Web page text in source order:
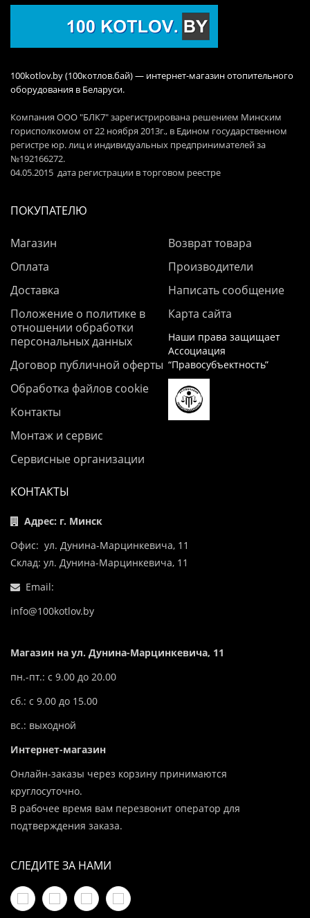
100kotlov.by (100котлов.бай) — интернет-магазин отопительного
оборудования в Беларуси.
Компания ООО "БЛК7" зарегистрирована решением Минским
горисполкомом от 22 ноября 2013г., в Едином государственном
регистре юр. лиц и индивидуальных предпринимателей за
№192166272.
04.05.2015 дата регистрации в торговом реестре
ПОКУПАТЕЛЮ
Магазин
Оплата
Доставка
Положение о политике в
отношении обработки
персональных данных
Договор публичной оферты
Обработка файлов cookie
Контакты
Монтаж и сервис
Сервисные организации
Возврат товара
Производители
Написать сообщение
Карта сайта
Наши права защищает
Ассоциация
“Правосубъектность”
КОНТАКТЫ
Адрес: г. Минск
Офис: ул. Дунина-Марцинкевича, 11
Склад: ул. Дунина-Марцинкевича, 11
Email:
info@100kotlov.by
Магазин на ул. Дунина-Марцинкевича, 11
пн.-пт.: с 9.00 до 20.00
сб.: с 9.00 до 15.00
вс.: выходной
Интернет-магазин
Онлайн-заказы через корзину принимаются
круглосуточно.
В рабочее время вам перезвонит оператор для
подтверждения заказа.
СЛЕДИТЕ ЗА НАМИ